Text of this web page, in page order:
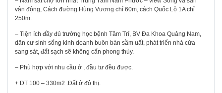
vận động, Cách đường Hùng Vương chỉ 60m, cách Quốc Lộ 1A chỉ
250m.
– Tiện ích đầy đủ trường học bệnh Tâm Trí, BV Đa Khoa Quảng Nam,
dân cư sinh sống kinh doanh buôn bán sầm uất, phát triển nhà cửa
sang sát, đất sạch sẽ không cấn phong thủy.
– Phù hợp với nhu cầu ở , đầu tư đều được.
+ DT 100 – 330m2 .Đất ở đô thị.